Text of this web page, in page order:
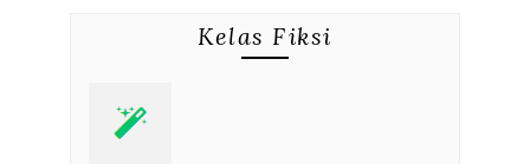
Kelas Fiksi